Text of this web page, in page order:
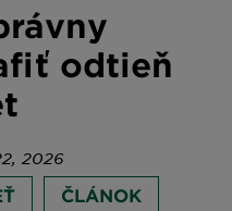
odtieň
2026
ČLÁNOK